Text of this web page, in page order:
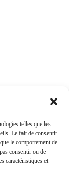
telles que les
Le fait de consentir
le comportement de
consentir ou de
caractéristiques et